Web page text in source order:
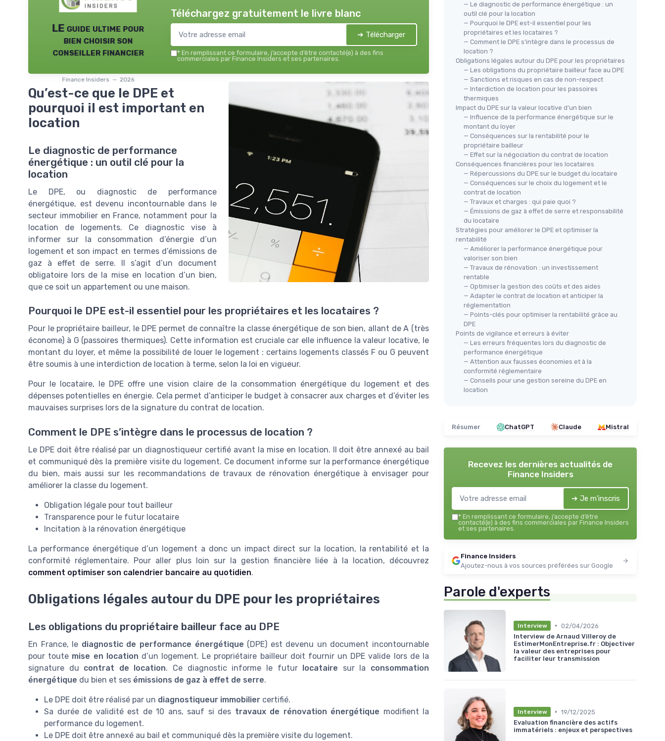
LE guide ultime pour
bien choisir son
conseiller financier
Finance Insiders — 2026
Téléchargez gratuitement le livre blanc
➔ Télécharger
* En remplissant ce formulaire, j’accepte d’être contacté(e) à des fins
commerciales par Finance Insiders et ses partenaires.
Qu’est-ce que le DPE et
pourquoi il est important en
location
Le diagnostic de performance
énergétique : un outil clé pour la
location
Le DPE, ou diagnostic de performance
énergétique, est devenu incontournable dans le
secteur immobilier en France, notamment pour la
location de logements. Ce diagnostic vise à
informer sur la consommation d’énergie d’un
logement et son impact en termes d’émissions de
gaz à effet de serre. Il s’agit d’un document
obligatoire lors de la mise en location d’un bien,
que ce soit un appartement ou une maison.
Pourquoi le DPE est-il essentiel pour les propriétaires et les locataires ?
Pour le propriétaire bailleur, le DPE permet de connaître la classe énergétique de son bien, allant de A (très
économe) à G (passoires thermiques). Cette information est cruciale car elle influence la valeur locative, le
montant du loyer, et même la possibilité de louer le logement : certains logements classés F ou G peuvent
être soumis à une interdiction de location à terme, selon la loi en vigueur.
Pour le locataire, le DPE offre une vision claire de la consommation énergétique du logement et des
dépenses potentielles en énergie. Cela permet d’anticiper le budget à consacrer aux charges et d’éviter les
mauvaises surprises lors de la signature du contrat de location.
Comment le DPE s’intègre dans le processus de location ?
Le DPE doit être réalisé par un diagnostiqueur certifié avant la mise en location. Il doit être annexé au bail
et communiqué dès la première visite du logement. Ce document informe sur la performance énergétique
du bien, mais aussi sur les recommandations de travaux de rénovation énergétique à envisager pour
améliorer la classe du logement.
Obligation légale pour tout bailleur
Transparence pour le futur locataire
Incitation à la rénovation énergétique
La performance énergétique d’un logement a donc un impact direct sur la location, la rentabilité et la
conformité réglementaire. Pour aller plus loin sur la gestion financière liée à la location, découvrez
comment optimiser son calendrier bancaire au quotidien.
Obligations légales autour du DPE pour les propriétaires
Les obligations du propriétaire bailleur face au DPE
En France, le diagnostic de performance énergétique (DPE) est devenu un document incontournable
pour toute mise en location d’un logement. Le propriétaire bailleur doit fournir un DPE valide lors de la
signature du contrat de location. Ce diagnostic informe le futur locataire sur la consommation
énergétique du bien et ses émissions de gaz à effet de serre.
Le DPE doit être réalisé par un diagnostiqueur immobilier certifié.
Sa durée de validité est de 10 ans, sauf si des travaux de rénovation énergétique modifient la
performance du logement.
Le DPE doit être annexé au bail et communiqué dès la première visite du logement.
— Le diagnostic de performance énergétique : un
outil clé pour la location
— Pourquoi le DPE est-il essentiel pour les
propriétaires et les locataires ?
— Comment le DPE s’intègre dans le processus de
location ?
Obligations légales autour du DPE pour les propriétaires
— Les obligations du propriétaire bailleur face au DPE
— Sanctions et risques en cas de non-respect
— Interdiction de location pour les passoires
thermiques
Impact du DPE sur la valeur locative d’un bien
— Influence de la performance énergétique sur le
montant du loyer
— Conséquences sur la rentabilité pour le
propriétaire bailleur
— Effet sur la négociation du contrat de location
Conséquences financières pour les locataires
— Répercussions du DPE sur le budget du locataire
— Conséquences sur le choix du logement et le
contrat de location
— Travaux et charges : qui paie quoi ?
— Émissions de gaz à effet de serre et responsabilité
du locataire
Stratégies pour améliorer le DPE et optimiser la
rentabilité
— Améliorer la performance énergétique pour
valoriser son bien
— Travaux de rénovation : un investissement
rentable
— Optimiser la gestion des coûts et des aides
— Adapter le contrat de location et anticiper la
réglementation
— Points-clés pour optimiser la rentabilité grâce au
DPE
Points de vigilance et erreurs à éviter
— Les erreurs fréquentes lors du diagnostic de
performance énergétique
— Attention aux fausses économies et à la
conformité réglementaire
— Conseils pour une gestion sereine du DPE en
location
Résumer ChatGPT Claude Mistral
Recevez les dernières actualités de
Finance Insiders
➔ Je m'inscris
* En remplissant ce formulaire, j’accepte d’être
contacté(e) à des fins commerciales par Finance Insiders
et ses partenaires.
Finance Insiders
Ajoutez-nous à vos sources préférées sur Google
Parole d'experts
Interview • 02/04/2026
Interview de Arnaud Villeroy de
EstimerMonEntreprise.fr : Objectiver
la valeur des entreprises pour
faciliter leur transmission
Interview • 19/12/2025
Evaluation financière des actifs
immatériels : enjeux et perspectives